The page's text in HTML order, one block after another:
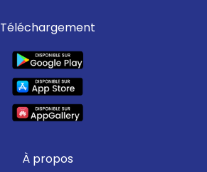
Téléchargement
À propos